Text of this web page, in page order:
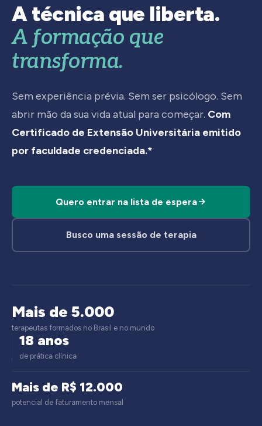
A técnica que liberta.
A formação que
transforma.
Sem experiência prévia. Sem ser psicólogo. Sem
abrir mão da sua vida atual para começar. Com
Certificado de Extensão Universitária emitido
por faculdade credenciada.*
Quero entrar na lista de espera
Busco uma sessão de terapia
Mais de 5.000
terapeutas formados no Brasil e no mundo
18 anos
de prática clínica
Mais de R$ 12.000
potencial de faturamento mensal